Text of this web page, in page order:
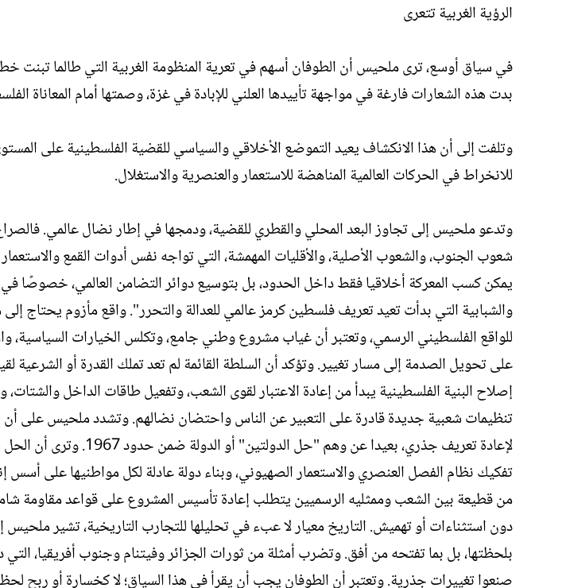
الرؤية الغربية تتعرى
في سياق أوسع، ترى ملحيس أن الطوفان أسهم في تعرية المنظومة الغربية التي طالما تبنت
بدت هذه الشعارات فارغة في مواجهة تأييدها العلني للإبادة في غزة، وصمتها أمام المعاناة
وتلفت إلى أن هذا الانكشاف يعيد التموضع الأخلاقي والسياسي للقضية الفلسطينية على
للانخراط في الحركات العالمية المناهضة للاستعمار والعنصرية والاستغلال.
وتدعو ملحيس إلى تجاوز البعد المحلي والقطري للقضية، ودمجها في إطار نضال عالمي.
شعوب الجنوب، والشعوب الأصلية، والأقليات المهمشة، التي تواجه نفس أدوات القمع
يمكن كسب المعركة أخلاقيا فقط داخل الحدود، بل بتوسيع دوائر التضامن العالمي، خصوصًا
والشبابية التي بدأت تعيد تعريف فلسطين كرمز عالمي للعدالة والتحرر". واقع مأزوم يحتاج
للواقع الفلسطيني الرسمي، وتعتبر أن غياب مشروع وطني جامع، وتكلس الخيارات السياسية،
على تحويل الصدمة إلى مسار تغيير. وتؤكد أن السلطة القائمة لم تعد تملك القدرة أو الشرعية
إصلاح البنية الفلسطينية يبدأ من إعادة الاعتبار لقوى الشعب، وتفعيل طاقات الداخل والشتات،
تنظيمات شعبية جديدة قادرة على التعبير عن الناس واحتضان نضالهم. وتشدد ملحيس على
لإعادة تعريف جذري، بعيدا عن وهم
تفكيك نظام الفصل العنصري والاستعمار الصهيوني، وبناء دولة عادلة لكل مواطنيها على
من قطيعة بين الشعب وممثليه الرسميين يتطلب إعادة تأسيس المشروع على قواعد مقاومة
دون استثناءات أو تهميش. التاريخ معيار لا عبء في تحليلها للتجارب التاريخية، تشير ملحيس
بلحظتها، بل بما تفتحه من أفق. وتضرب أمثلة من ثورات الجزائر وفيتنام وجنوب أفريقيا، التي
صنعوا تغييرات جذرية. وتعتبر أن الطوفان يجب أن يقرأ في هذا السياق؛ لا كخسارة أو ربح